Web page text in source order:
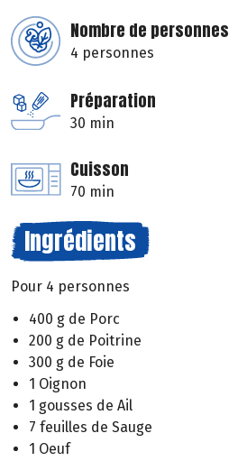
Nombre de personnes
4 personnes
Préparation
30 min
Cuisson
70 min
Ingrédients
Pour 4 personnes
400 g de Porc
200 g de Poitrine
300 g de Foie
1 Oignon
1 gousses de Ail
7 feuilles de Sauge
1 Oeuf